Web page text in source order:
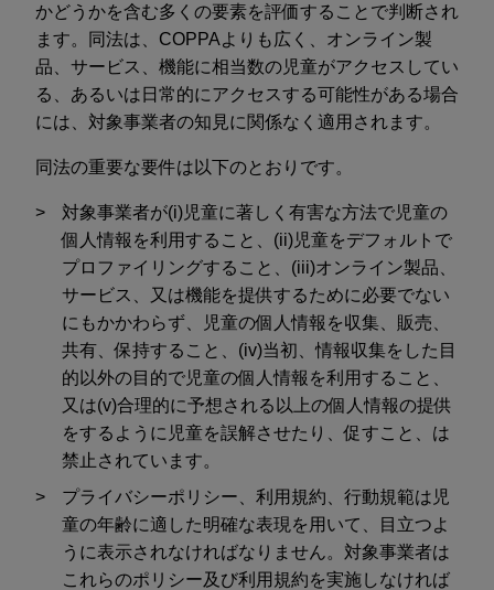
かどうかを含む多くの要素を評価することで判断され
ます。同法は、COPPAよりも広く、オンライン製
品、サービス、機能に相当数の児童がアクセスしてい
る、あるいは日常的にアクセスする可能性がある場合
には、対象事業者の知見に関係なく適用されます。
同法の重要な要件は以下のとおりです。
対象事業者が(i)児童に著しく有害な方法で児童の
個人情報を利用すること、(ii)児童をデフォルトで
プロファイリングすること、(iii)オンライン製品、
サービス、又は機能を提供するために必要でない
にもかかわらず、児童の個人情報を収集、販売、
共有、保持すること、(iv)当初、情報収集をした目
的以外の目的で児童の個人情報を利用すること、
又は(v)合理的に予想される以上の個人情報の提供
をするように児童を誤解させたり、促すこと、は
禁止されています。
プライバシーポリシー、利用規約、行動規範は児
童の年齢に適した明確な表現を用いて、目立つよ
うに表示されなければなりません。対象事業者は
これらのポリシー及び利用規約を実施しなければ